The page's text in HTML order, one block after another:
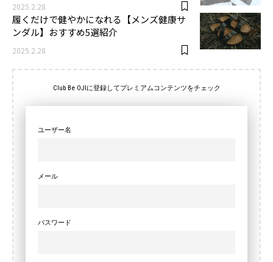
2025.2.28
履くだけで健やかになれる【メンズ健康サ
ンダル】おすすめ5選紹介
2025.2.28
Club Be OJIに登録してプレミアムコンテンツをチェック
ユーザー名
メール
パスワード